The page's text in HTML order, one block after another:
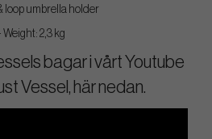
loop umbrella holder
Weight: 2,3 kg
bagar i vårt Youtube
Vessel, här nedan.